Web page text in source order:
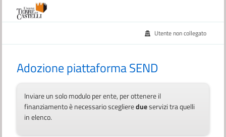
Utente non collegato
Adozione piattaforma SEND
Inviare un solo modulo per ente, per ottenere il
finanziamento è necessario sceglieredueservizi tra quelli
in elenco.